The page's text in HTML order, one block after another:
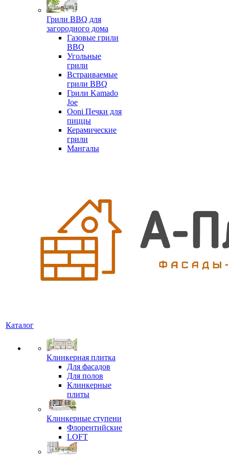
Грили BBQ для
загородного дома
Газовые грили
BBQ
Угольные
грили
Встраиваемые
грили BBQ
Грили Kamado
Joe
Ooni Печки для
пиццы
Керамические
грили
Мангалы
Каталог
Клинкерная плитка
Для фасадов
Для полов
Клинкерные
плиты
Клинкерные ступени
Флорентийские
LOFT